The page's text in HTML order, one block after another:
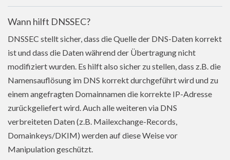
Wann hilft DNSSEC?
DNSSEC stellt sicher, dass die Quelle der DNS-Daten korrekt
ist und dass die Daten während der Übertragung nicht
modifiziert wurden. Es hilft also sicher zu stellen, dass z.B. die
Namensauflösung im DNS korrekt durchgeführt wird und zu
einem angefragten Domainnamen die korrekte IP-Adresse
zurückgeliefert wird. Auch alle weiteren via DNS
verbreiteten Daten (z.B. Mailexchange-Records,
Domainkeys/DKIM) werden auf diese Weise vor
Manipulation geschützt.